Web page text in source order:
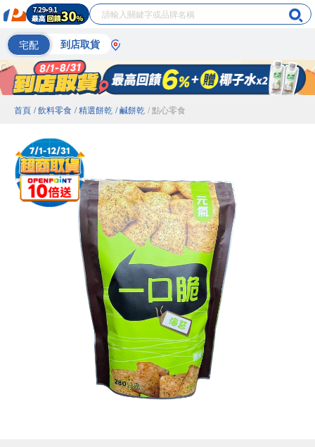
宅配 到店取貨
首頁 / 飲料零食 / 精選餅乾 / 鹹餅乾 / 點心零食